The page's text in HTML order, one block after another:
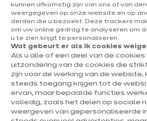
kunnen afkomstig zijn van ons of van
weergegeven op onze website en op
derden die u bezoekt. Deze trackers
om uw online gedrag te analyseren om
u te zien krijgt te personaliseren.
Wat gebeurt er als ik cookies
Als u alle of een deel van de
uitzondering van de cookies die
zijn voor de werking van de website,
steeds toegang krijgen tot de
ervan, maar bepaalde functies
volledig, zoals het delen op sociale
weergeven van gepersonaliseerde